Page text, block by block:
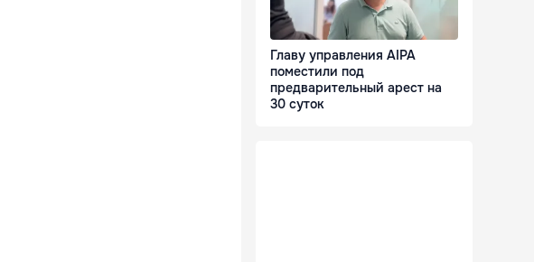
Главу управления AIPA
поместили под
предварительный арест на
30 суток